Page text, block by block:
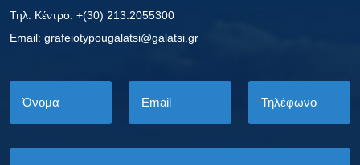
Τηλ. Κέντρο: +(30) 213.2055300
Εmail: grafeiotypougalatsi@galatsi.gr